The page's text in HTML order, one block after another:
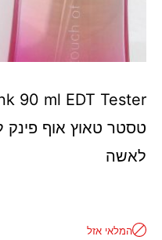
90 ml EDT Tester
לאשה
המלאי אזל